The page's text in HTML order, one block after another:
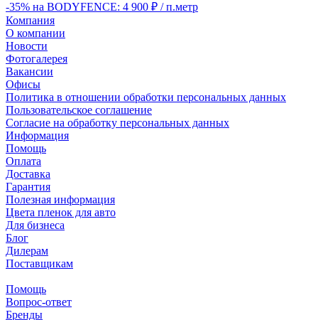
-35% на BODYFENCE: 4 900 ₽ / п.метр
Компания
О компании
Новости
Фотогалерея
Вакансии
Офисы
Политика в отношении обработки персональных данных
Пользовательское соглашение
Согласие на обработку персональных данных
Информация
Помощь
Оплата
Доставка
Гарантия
Полезная информация
Цвета пленок для авто
Для бизнеса
Блог
Дилерам
Поставщикам
Помощь
Вопрос-ответ
Бренды